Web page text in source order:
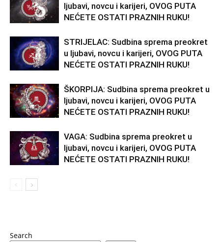
ljubavi, novcu i karijeri, OVOG PUTA
NEĆETE OSTATI PRAZNIH RUKU!
STRIJELAC: Sudbina sprema preokret
u ljubavi, novcu i karijeri, OVOG PUTA
NEĆETE OSTATI PRAZNIH RUKU!
ŠKORPIJA: Sudbina sprema preokret u
ljubavi, novcu i karijeri, OVOG PUTA
NEĆETE OSTATI PRAZNIH RUKU!
VAGA: Sudbina sprema preokret u
ljubavi, novcu i karijeri, OVOG PUTA
NEĆETE OSTATI PRAZNIH RUKU!
Search